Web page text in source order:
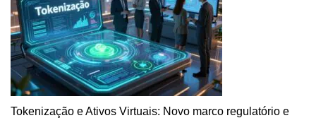
Tokenização e Ativos Virtuais: Novo marco regulatório e